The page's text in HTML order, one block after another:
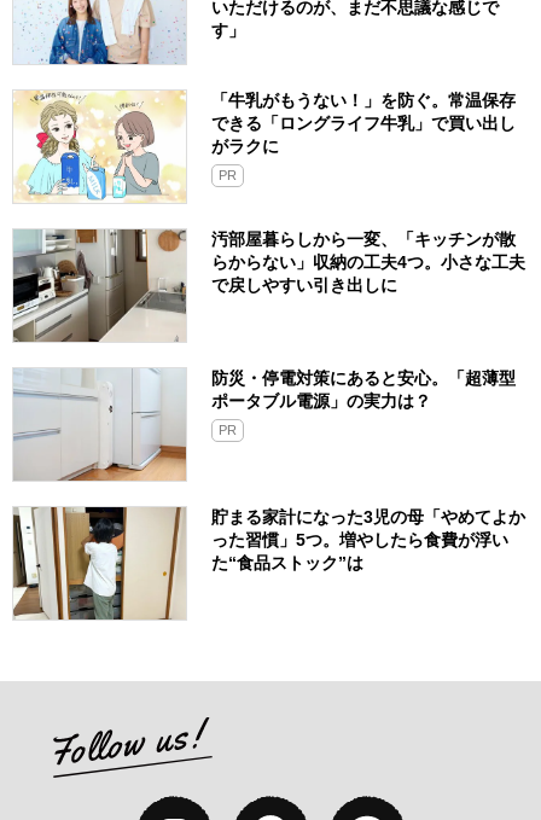
いただけるのが、まだ不思議な感じで
す」
「牛乳がもうない！」を防ぐ。常温保存
できる「ロングライフ牛乳」で買い出し
がラクに
PR
汚部屋暮らしから一変、「キッチンが散
らからない」収納の工夫4つ。小さな工夫
で戻しやすい引き出しに
防災・停電対策にあると安心。「超薄型
ポータブル電源」の実力は？​
PR
貯まる家計になった3児の母「やめてよか
った習慣」5つ。増やしたら食費が浮い
た“食品ストック”は